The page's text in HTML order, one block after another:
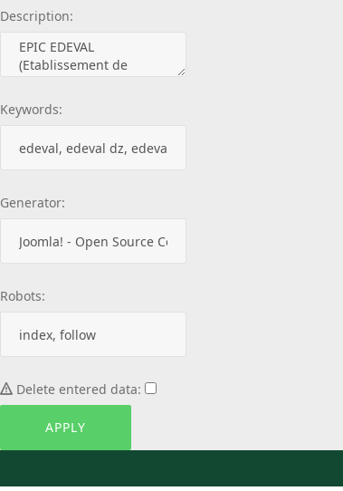
Description:
Keywords:
Generator:
Robots:
Delete entered data: